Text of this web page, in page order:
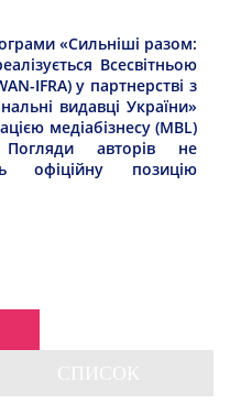
«Сильніші разом:
Всесвітньою
IFRA) у партнерстві з
видавці України»
медіабізнесу (MBL)
авторів не
офіційну позицію